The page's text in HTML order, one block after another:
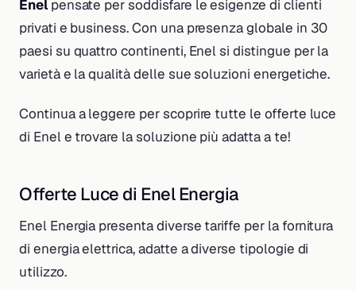
Enelpensate per soddisfare le esigenze di clienti
privati e business. Con una presenza globale in 30
paesi su quattro continenti, Enel si distingue per la
varietà e la qualità delle sue soluzioni energetiche.
Continua a leggere per scoprire tutte le offerte luce
di Enel e trovare la soluzione più adatta a te!
Offerte Luce di Enel Energia
Enel Energia presenta diverse tariffe per la fornitura
di energia elettrica, adatte a diverse tipologie di
utilizzo.